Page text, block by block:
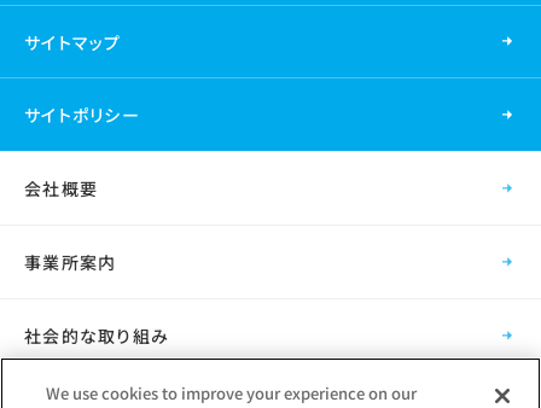
サイトマップ
サイトポリシー
会社概要
事業所案内
社会的な取り組み
We use cookies to improve your experience on our